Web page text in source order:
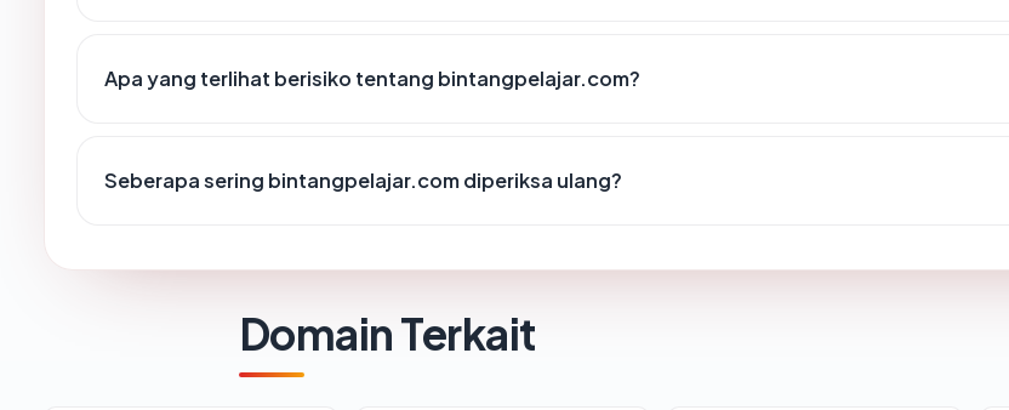
Apa yang terlihat berisiko tentang bintangpelajar.com?
Seberapa sering bintangpelajar.com diperiksa ulang?
Domain Terkait